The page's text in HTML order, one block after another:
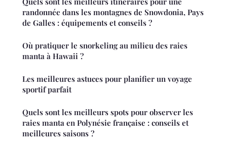
randonnée dans les montagnes de Snowdonia, Pays
de Galles : équipements et conseils ?
Où pratiquer le snorkeling au milieu des raies
manta à Hawaii ?
Les meilleures astuces pour planifier un voyage
sportif parfait
Quels sont les meilleurs spots pour observer les
raies manta en Polynésie française : conseils et
meilleures saisons ?